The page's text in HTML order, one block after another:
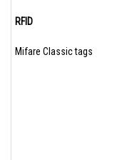
RFID
Mifare Classic tags